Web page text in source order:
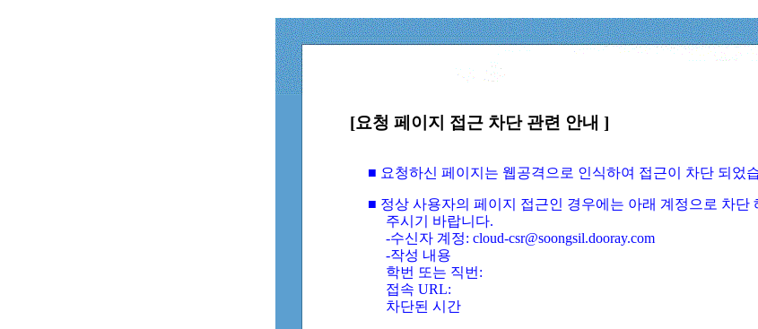
[요청 페이지 접근 차단 관련 안내 ]
■ 요청하신 페이지는 웹공격으로 인식하여 접근이 차단 되었
■ 정상 사용자의 페이지 접근인 경우에는 아래 계정으로 차단
주시기 바랍니다.
-수신자 계정: cloud-csr@soongsil.dooray.com
-작성 내용
학번 또는 직번:
접속 URL:
차단된 시간